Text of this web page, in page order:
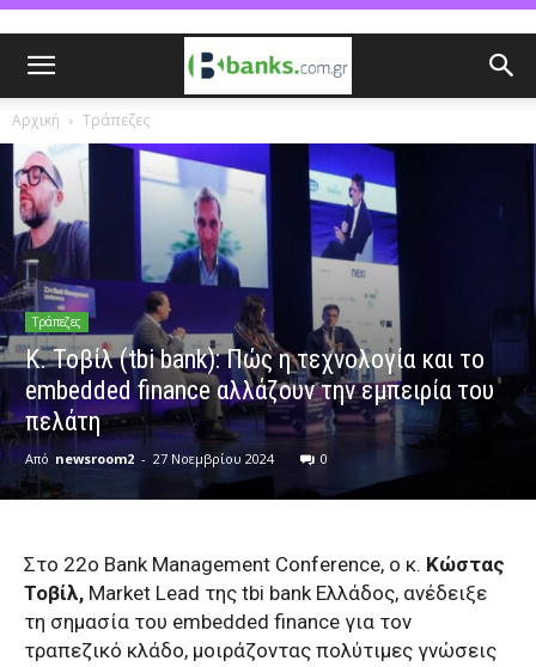
Αρχική Τράπεζες
Τράπεζες
Κ. Τοβίλ (tbi bank): Πώς η τεχνολογία και το
embedded finance αλλάζουν την εμπειρία του
πελάτη
Από newsroom2 - 27 Νοεμβρίου 2024 0
Στο 22ο Bank Management Conference, ο κ. Κώστας
Τοβίλ, Market Lead της tbi bank Ελλάδος, ανέδειξε
τη σημασία του embedded finance για τον
τραπεζικό κλάδο, μοιράζοντας πολύτιμες γνώσεις